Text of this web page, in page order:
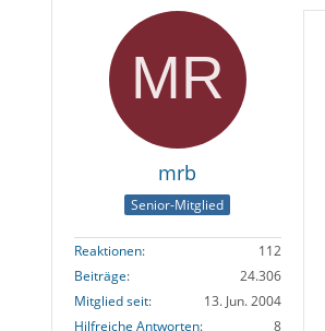
mrb
Senior-Mitglied
Reaktionen
112
Beiträge
24.306
Mitglied seit
13. Jun. 2004
Hilfreiche Antworten
8